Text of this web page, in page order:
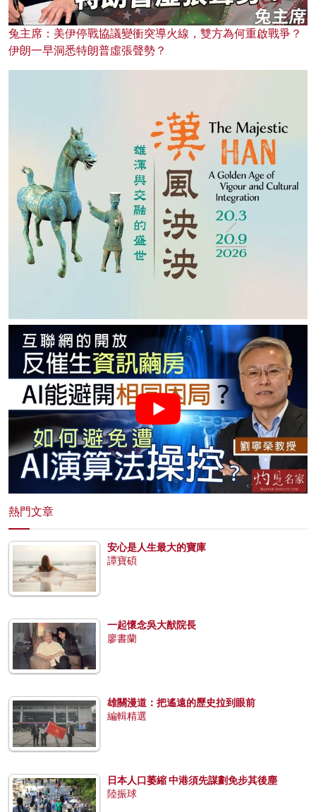
兔主席：美伊停戰協議變衝突導火線，雙方為何重啟戰爭？
伊朗一早洞悉特朗普虛張聲勢？
熱門文章
安心是人生最大的寶庫
譚寶碩
一起懷念吳大猷院長
廖書蘭
雄關漫道：把遙遠的歷史拉到眼前
編輯精選
日本人口萎縮 中港須先謀劃免步其後塵
陸振球